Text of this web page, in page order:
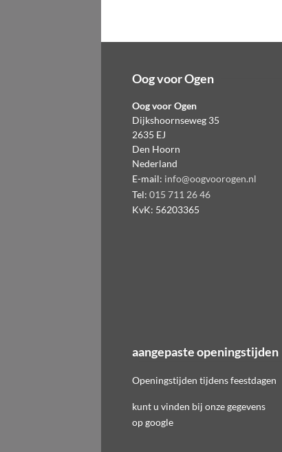
Oog voor Ogen
Oog voor Ogen
Dijkshoornseweg 35
2635 EJ
Den Hoorn
Nederland
E-mail: info@oogvoorogen.nl
Tel: 015 711 26 46
KvK: 56203365
aangepaste openingstijden
Openingstijden tijdens feestdagen
kunt u vinden bij onze gegevens
op google